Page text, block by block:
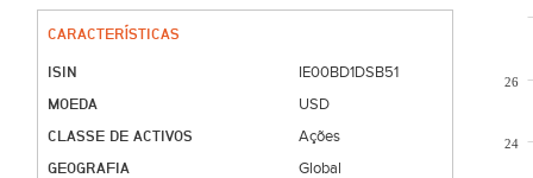
CARACTERÍSTICAS
ISIN
IE00BD1DSB51
MOEDA
USD
CLASSE DE ACTIVOS
Ações
GEOGRAFIA
Global
24
26